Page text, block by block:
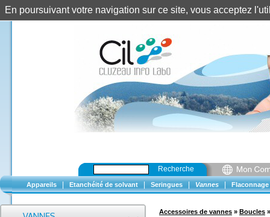
Recherche
Appareils Etanchéité de solvant Seringues Vannes Flaconnage
Accessoires de vannes » Boucles
En poursuivant votre navigation sur ce site, vous acceptez